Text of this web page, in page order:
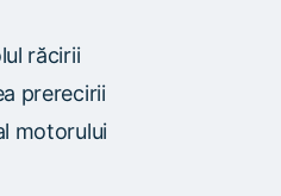
răcirii
prerecirii
motorului